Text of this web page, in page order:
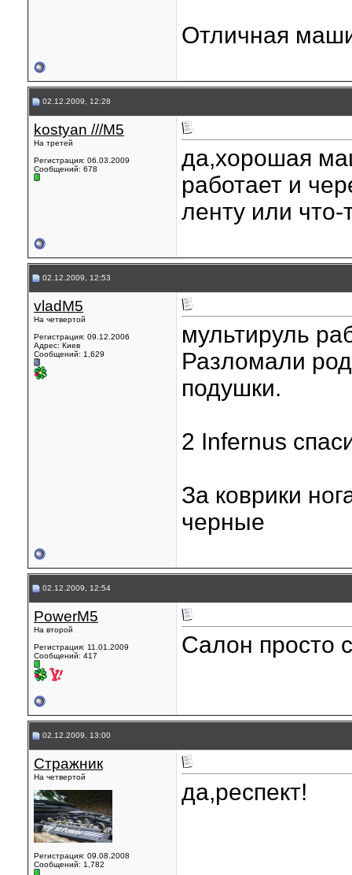
Отличная
02.12.2009, 12:28
kostyan ///M5
На третей
Регистрация: 06.03.2009
Сообщений: 678
да,хорошая
работает и
ленту или
02.12.2009, 12:53
vladM5
На четвертой
Регистрация: 09.12.2006
Адрес: Киев
Сообщений: 1,629
мультируль
Разломали
подушки.
2 Infernus
За коврики
черные
02.12.2009, 12:54
PowerM5
На второй
Регистрация: 11.01.2009
Сообщений: 417
Салон просто
02.12.2009, 13:00
Стражник
На четвертой
Регистрация: 09.08.2008
Сообщений: 1,782
да,респект!